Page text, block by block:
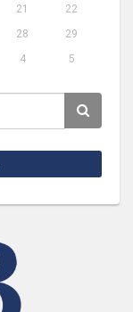
21
22
28
29
4 5